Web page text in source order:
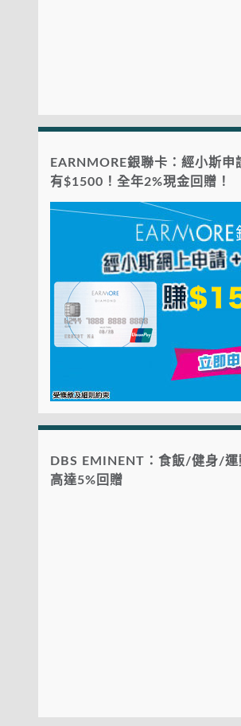
EARNMORE銀聯卡：經小斯申
有$1500！全年2%現金回贈！
DBS EMINENT：食飯/健身/運
高達5%回贈